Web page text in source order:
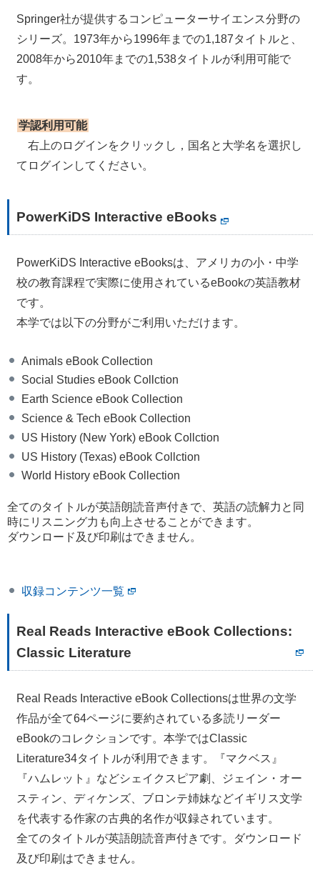
Springer社が提供するコンピューターサイエンス分野の
シリーズ。1973年から1996年までの1,187タイトルと、
2008年から2010年までの1,538タイトルが利用可能で
す。
学認利用可能
右上のログインをクリックし，国名と大学名を選択し
てログインしてください。
PowerKiDS Interactive eBooks
PowerKiDS Interactive eBooksは、アメリカの小・中学
校の教育課程で実際に使用されているeBookの英語教材
です。
本学では以下の分野がご利用いただけます。
Animals eBook Collection
Social Studies eBook Collction
Earth Science eBook Collection
Science & Tech eBook Collection
US History (New York) eBook Collction
US History (Texas) eBook Collction
World History eBook Collection
全てのタイトルが英語朗読音声付きで、英語の読解力と同
時にリスニング力も向上させることができます。
ダウンロード及び印刷はできません。
収録コンテンツ一覧
Real Reads Interactive eBook Collections:
Classic Literature
Real Reads Interactive eBook Collectionsは世界の文学
作品が全て64ページに要約されている多読リーダー
eBookのコレクションです。本学ではClassic
Literature34タイトルが利用できます。『マクベス』
『ハムレット』などシェイクスピア劇、ジェイン・オー
スティン、ディケンズ、ブロンテ姉妹などイギリス文学
を代表する作家の古典的名作が収録されています。
全てのタイトルが英語朗読音声付きです。ダウンロード
及び印刷はできません。